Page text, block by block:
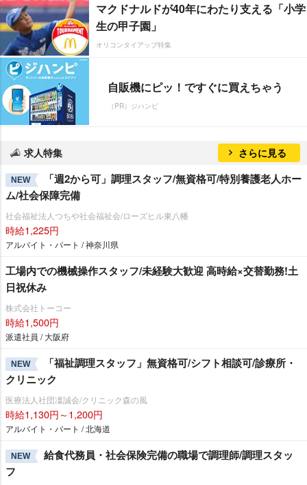
マクドナルドが40年にわたり支える「小学
生の甲子園」
オリコンタイアップ特集
自販機にピッ！ですぐに買えちゃう
（PR）ジハンピ
求人特集 さらに見る
NEW
「週2から可」調理スタッフ/無資格可/特別養護老人ホー
ム/社会保障完備
社会福祉法人つちや社会福祉会/ローズヒル東八幡
時給1,225円
アルバイト・パート / 神奈川県
工場内での機械操作スタッフ/未経験大歓迎 高時給×交替勤務!土
日祝休み
株式会社トーコー
時給1,500円
派遣社員 / 大阪府
NEW
「福祉調理スタッフ」無資格可/シフト相談可/診療所・
クリニック
医療法人社団凜誠会/クリニック森の風
時給1,130円～1,200円
アルバイト・パート / 北海道
NEW
給食代務員・社会保険完備の職場で調理師/調理スタッ
フ